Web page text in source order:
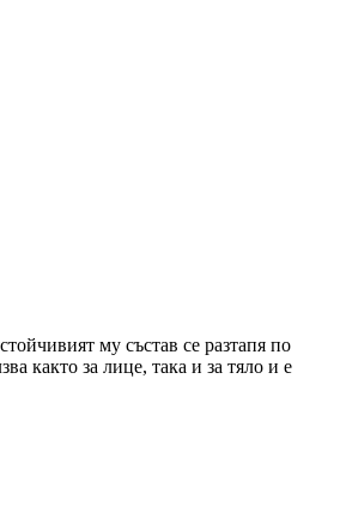
му състав се разтапя по
както за лице, така и за тяло и е